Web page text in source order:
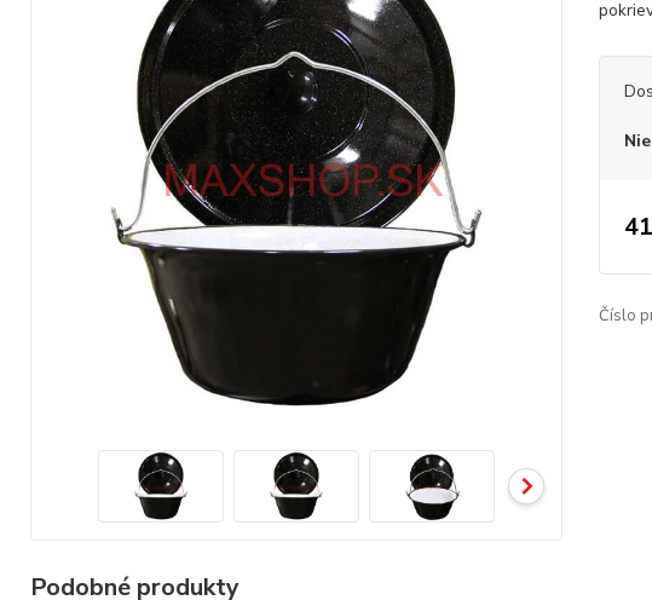
Číslo
Podobné produkty